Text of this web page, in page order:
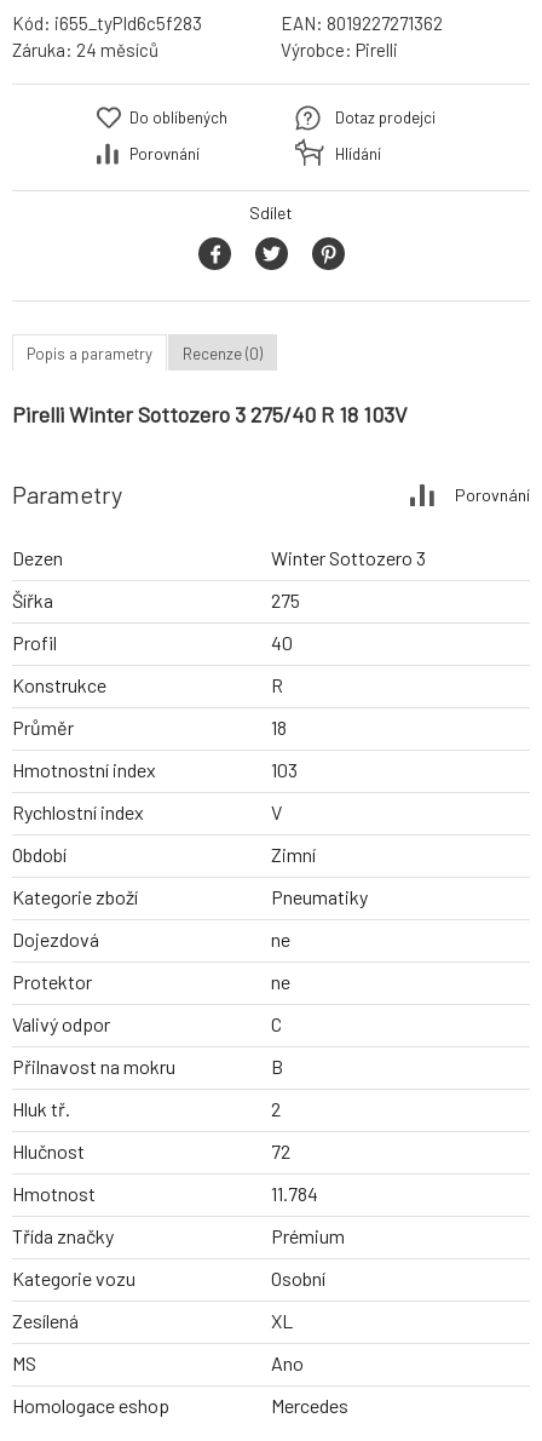
Kód: i655_tyPId6c5f283 EAN: 8019227271362
Záruka: 24 měsíců Výrobce: Pirelli
Do oblíbených
Porovnání
Dotaz prodejci
Hlídání
Sdílet
Popis a parametry Recenze (0)
Pirelli Winter Sottozero 3 275/40 R 18 103V
Parametry Porovnání
Dezen
Winter Sottozero 3
Šířka
275
Profil
40
Konstrukce
R
Průměr
18
Hmotnostní index
103
Rychlostní index
V
Období
Zimní
Kategorie zboží
Pneumatiky
Dojezdová
ne
Protektor
ne
Valivý odpor
C
Přilnavost na mokru
B
Hluk tř.
2
Hlučnost
72
Hmotnost
11.784
Třída značky
Prémium
Kategorie vozu
Osobní
Zesílená
XL
MS
Ano
Homologace eshop
Mercedes